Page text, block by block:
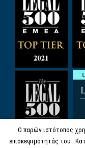
Ο παρών ιστότοπος
επισκεψιμότητάς του .